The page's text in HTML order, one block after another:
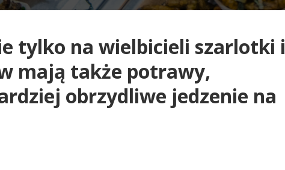
tylko na wielbicieli szarlotki i
mają także potrawy,
obrzydliwe jedzenie na